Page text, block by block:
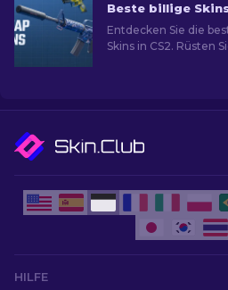
Entdecken Sie die
Skins in CS2. Rüsten
HILFE